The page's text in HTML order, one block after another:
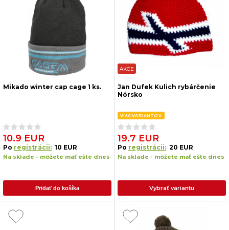
Mikado winter cap cage 1 ks.
10.9 EUR
Po registrácii: 10 EUR
Na sklade - môžete mať ešte dnes
Pridať do košíka
AKCE
Jan Dufek Kulich rybárčenie
Nórsko
VIAC VARIANTOV
19.7 EUR
Po registrácii: 20 EUR
Na sklade - môžete mať ešte dnes
Vybrať variantu